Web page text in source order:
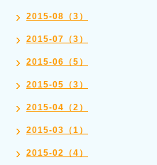
2015-08（3）
2015-07（3）
2015-06（5）
2015-05（3）
2015-04（2）
2015-03（1）
2015-02（4）